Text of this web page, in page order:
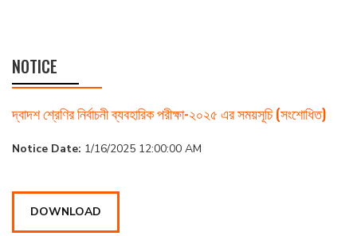
NOTICE
দ্বাদশ শ্রেণির নির্বাচনী ব্যবহারিক পরীক্ষা-২০২৫ এর সময়সূচি (সংশোধিত)
Notice Date: 1/16/2025 12:00:00 AM
DOWNLOAD